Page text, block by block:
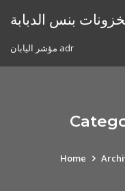
بنس الدبابة
مؤشر اليابان adr
Home